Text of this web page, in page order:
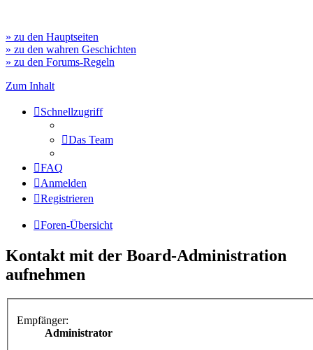
» zu den Hauptseiten
» zu den wahren Geschichten
» zu den Forums-Regeln
Zum Inhalt
Schnellzugriff
Das Team
FAQ
Anmelden
Registrieren
Foren-Übersicht
Kontakt mit der Board-Administration
aufnehmen
Empfänger:
Administrator